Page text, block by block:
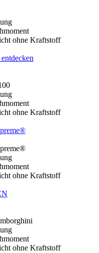
ohne Kraftstoff
ohne Kraftstoff
ohne Kraftstoff
ohne Kraftstoff